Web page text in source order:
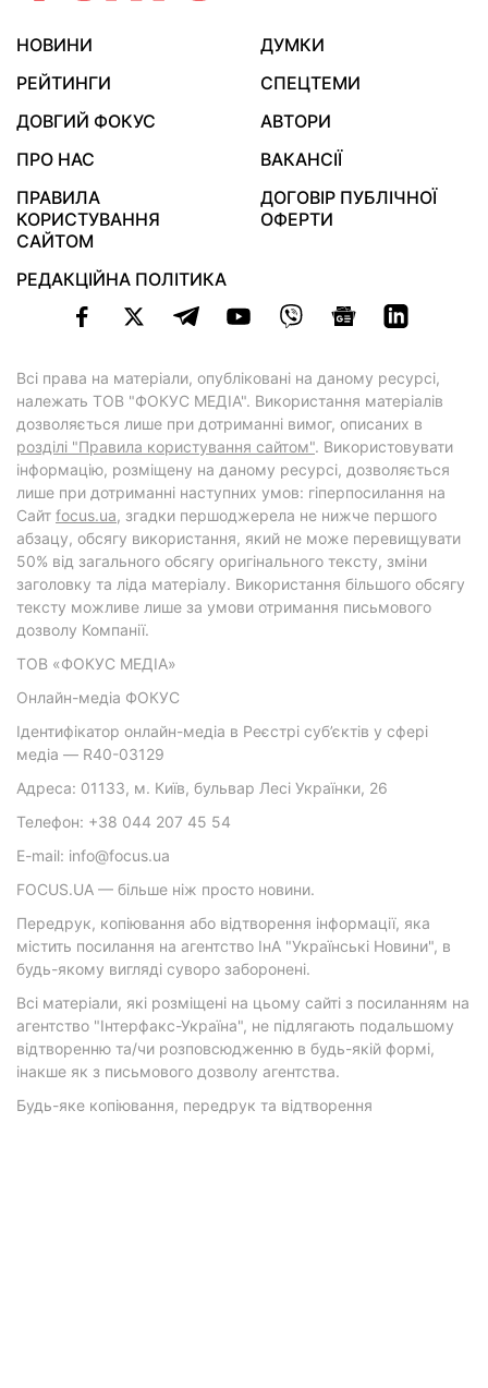
НОВИНИ
ДУМКИ
РЕЙТИНГИ
СПЕЦТЕМИ
ДОВГИЙ ФОКУС
АВТОРИ
ПРО НАС
ВАКАНСІЇ
ПРАВИЛА
КОРИСТУВАННЯ
САЙТОМ
ДОГОВІР ПУБЛІЧНОЇ
ОФЕРТИ
РЕДАКЦІЙНА ПОЛІТИКА
Всі права на матеріали, опубліковані на даному ресурсі,
належать ТОВ "ФОКУС МЕДІА". Використання матеріалів
дозволяється лише при дотриманні вимог, описаних в
розділі "Правила користування сайтом". Використовувати
інформацію, розміщену на даному ресурсі, дозволяється
лише при дотриманні наступних умов: гіперпосилання на
Cайт focus.ua, згадки першоджерела не нижче першого
абзацу, обсягу використання, який не може перевищувати
50% від загального обсягу оригінального тексту, зміни
заголовку та ліда матеріалу. Використання більшого обсягу
тексту можливе лише за умови отримання письмового
дозволу Компанії.
ТОВ «ФОКУС МЕДІА»
Онлайн-медіа ФОКУС
Ідентифікатор онлайн-медіа в Реєстрі суб’єктів у сфері
медіа — R40-03129
Адреса: 01133, м. Київ, бульвар Лесі Українки, 26
Телефон: +38 044 207 45 54
E-mail: info@focus.ua
FOCUS.UA — більше ніж просто новини.
Передрук, копіювання або відтворення інформації, яка
містить посилання на агентство ІнА "Українські Новини", в
будь-якому вигляді суворо заборонені.
Всі матеріали, які розміщені на цьому сайті з посиланням на
агентство "Інтерфакс-Україна", не підлягають подальшому
відтворенню та/чи розповсюдженню в будь-якій формі,
інакше як з письмового дозволу агентства.
Будь-яке копіювання, передрук та відтворення